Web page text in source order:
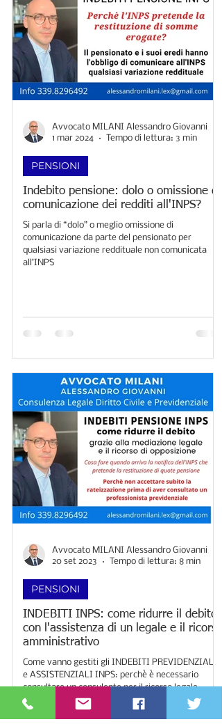
Indebito pensione: dolo o omissione di
comunicazione dei redditi all'INPS?
Si parla di “dolo” o meglio omissione di
comunicazione da parte del pensionato per
qualsiasi variazione reddituale non comunicata
all’INPS
PENSIONI
Avvocato MILANI Alessandro Giovanni
1 mar 2024
Tempo di lettura: 3 min
INDEBITI INPS: come ridurre il debito
con l'assistenza di un legale e il ricorso
amministrativo
Come vanno gestiti gli INDEBITI PREVIDENZIALI
e ASSISTENZIALI INPS: perchè è necessario
consultare un consulente per il ricorso legale
PENSIONI
Avvocato MILANI Alessandro Giovanni
20 set 2023
Tempo di lettura: 8 min